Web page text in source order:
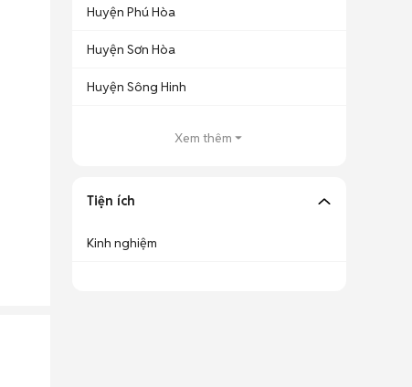
Huyện Phú Hòa
Huyện Sơn Hòa
Huyện Sông Hinh
Xem thêm
Tiện ích
Kinh nghiệm